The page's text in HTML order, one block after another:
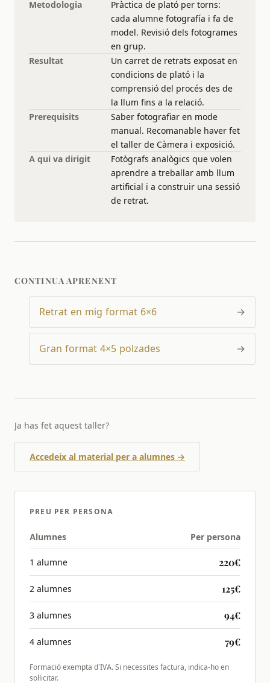
Metodologia
Pràctica de plató per torns:
cada alumne fotografía i fa de
model. Revisió dels fotogrames
en grup.
Resultat
Un carret de retrats exposat en
condicions de plató i la
comprensió del procés des de
la llum fins a la relació.
Prerequisits
Saber fotografiar en mode
manual. Recomanable haver fet
el taller de Càmera i exposició.
A qui va dirigit
Fotògrafs analògics que volen
aprendre a treballar amb llum
artificial i a construir una sessió
de retrat.
CONTINUA APRENENT
Retrat en mig format 6×6 →
Gran format 4×5 polzades →
Ja has fet aquest taller?
Accedeix al material per a alumnes →
PREU PER PERSONA
Alumnes Per persona
1 alumne 220€
2 alumnes 125€
3 alumnes 94€
4 alumnes 79€
Formació exempta d'IVA. Si necessites factura, indica-ho en
sol·licitar.